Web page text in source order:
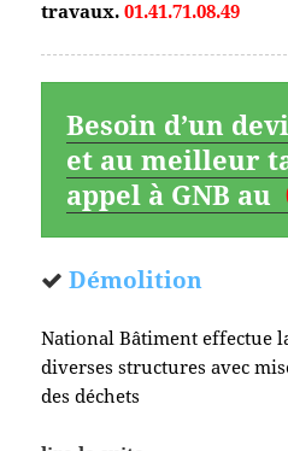
travaux.01.41.71.08.49
Besoin d’un
et au meilleur
appel à GNB au
Démolition
National Bâtiment effectue
diverses structures avec
des déchets